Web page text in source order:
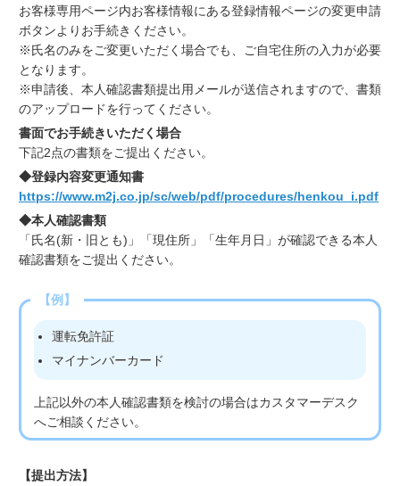
お客様専用ページ内お客様情報にある登録情報ページの変更申請
ボタンよりお手続きください。
※氏名のみをご変更いただく場合でも、ご自宅住所の入力が必要
となります。
※申請後、本人確認書類提出用メールが送信されますので、書類
のアップロードを行ってください。
書面でお手続きいただく場合
下記2点の書類をご提出ください。
◆登録内容変更通知書
https://www.m2j.co.jp/sc/web/pdf/procedures/henkou_i.pdf
◆本人確認書類
「氏名(新・旧とも)」「現住所」「生年月日」が確認できる本人
確認書類をご提出ください。
【例】
運転免許証
マイナンバーカード
上記以外の本人確認書類を検討の場合はカスタマーデスク
へご相談ください。
【提出方法】